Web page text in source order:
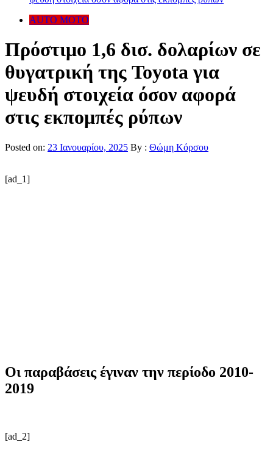
AUTO MOTO
Πρόστιμο 1,6 δισ. δολαρίων σε
θυγατρική της Toyota για
ψευδή στοιχεία όσον αφορά
στις εκπομπές ρύπων
Posted on: 23 Ιανουαρίου, 2025 By : Θώμη Κόρσου
[ad_1]
Οι παραβάσεις έγιναν την περίοδο 2010-
2019
[ad_2]